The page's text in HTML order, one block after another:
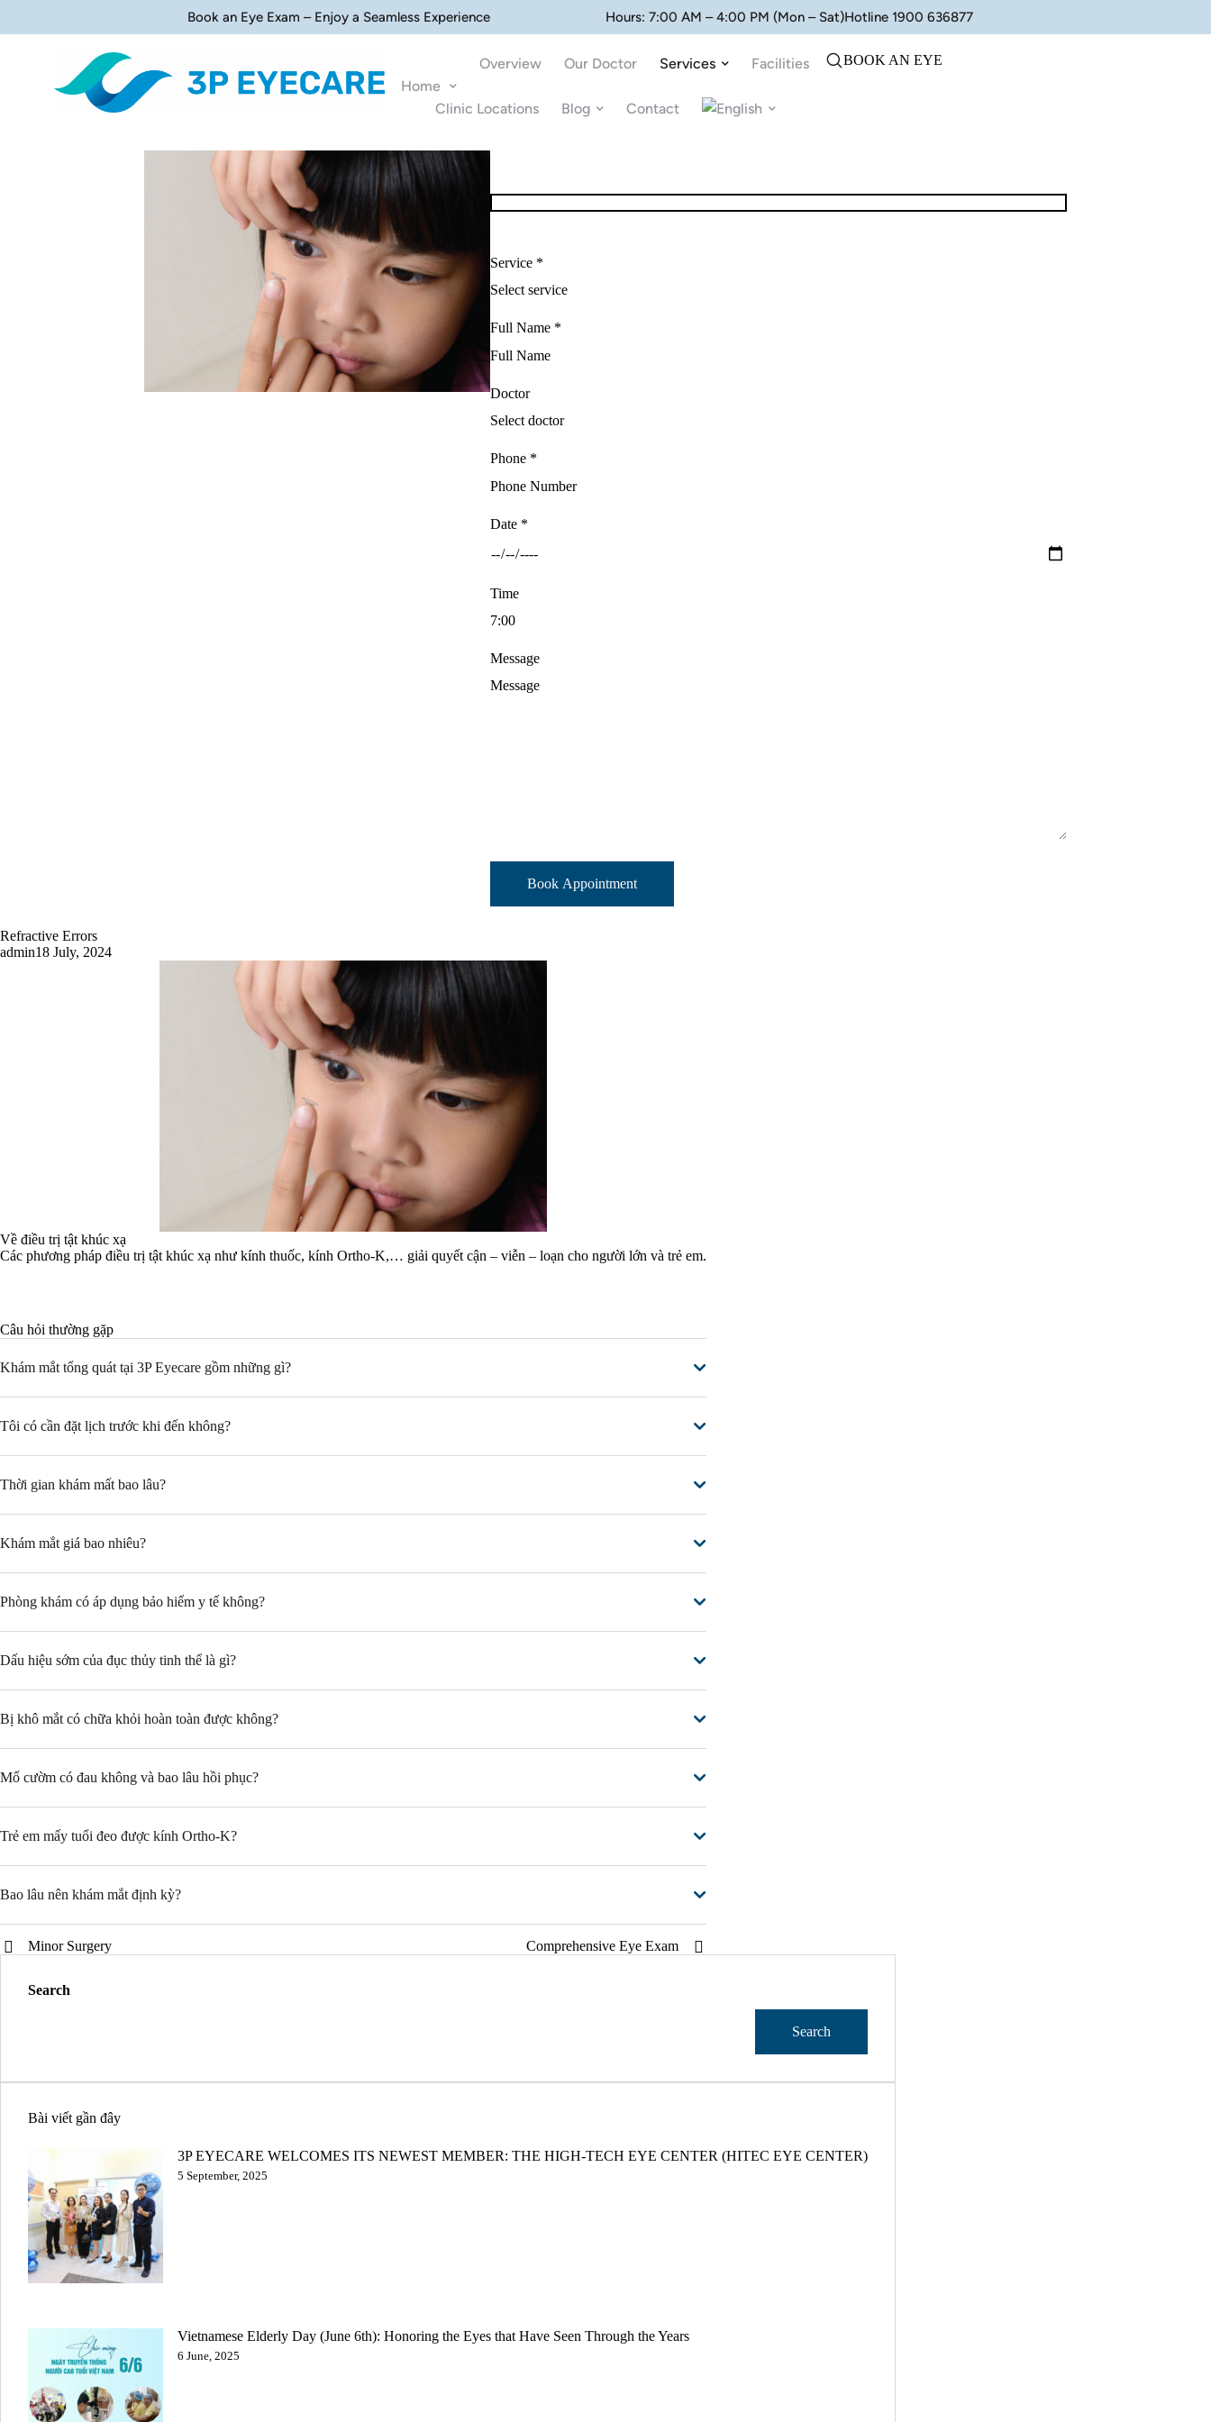
Book an Eye Exam – Enjoy a Seamless Experience Hours: 7:00 AM – 4:00 PM (Mon – Sat)Hotline 1900 636877
Home
Overview Our Doctor Services Facilities
Clinic Locations Blog Contact
BOOK AN EYE
Service *
Full Name *
Doctor
Phone *
Date *
Time
Message
Book Appointment
Refractive Errors
admin18 July, 2024
Về điều trị tật khúc xạ
Các phương pháp điều trị tật khúc xạ như kính thuốc, kính Ortho-K,… giải quyết cận – viễn – loạn cho người lớn và trẻ em.
Câu hỏi thường gặp
Khám mắt tổng quát tại 3P Eyecare gồm những gì?
Tôi có cần đặt lịch trước khi đến không?
Thời gian khám mất bao lâu?
Khám mắt giá bao nhiêu?
Phòng khám có áp dụng bảo hiểm y tế không?
Dấu hiệu sớm của đục thủy tinh thể là gì?
Bị khô mắt có chữa khỏi hoàn toàn được không?
Mổ cườm có đau không và bao lâu hồi phục?
Trẻ em mấy tuổi đeo được kính Ortho-K?
Bao lâu nên khám mắt định kỳ?
Minor Surgery Comprehensive Eye Exam
Search
Search
Bài viết gần đây
3P EYECARE WELCOMES ITS NEWEST MEMBER: THE HIGH-TECH EYE CENTER (HITEC EYE CENTER)
5 September, 2025
Vietnamese Elderly Day (June 6th): Honoring the Eyes that Have Seen Through the Years
6 June, 2025